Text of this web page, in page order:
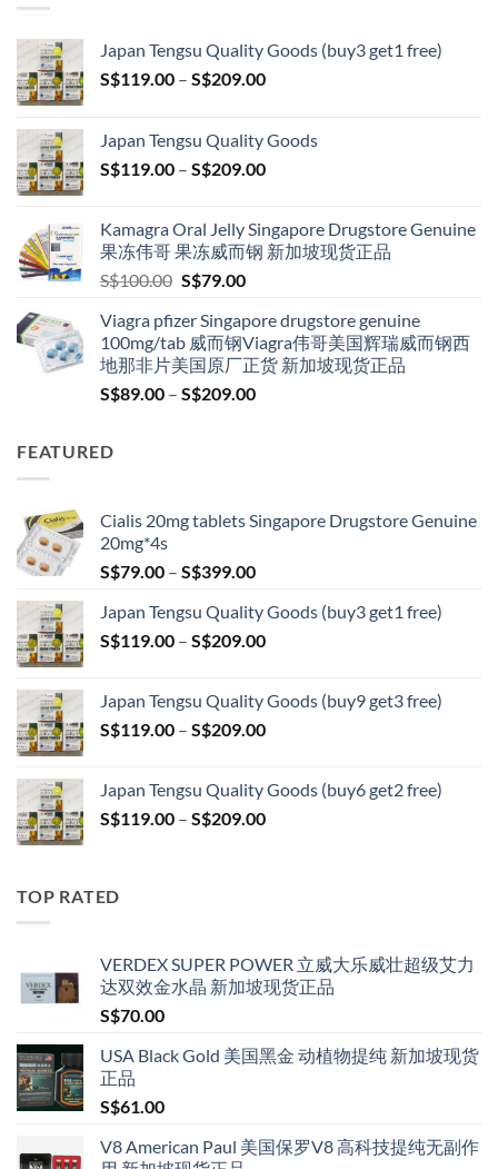
Japan Tengsu Quality Goods (buy3 get1 free)
S$119.00 – S$209.00Price
through
S$209.00
Japan Tengsu Quality Goods
S$119.00 – S$209.00Price
through
S$209.00
Kamagra Oral Jelly Singapore Drugstore Genuine
果冻伟哥 果冻威而钢 新加坡现货正品
S$100.00 Original
was:
S$100.00.
S$79.00Current
is:
S$79.00.
Viagra pfizer Singapore drugstore genuine
100mg/tab 威而钢Viagra伟哥美国辉瑞威而钢西
地那非片美国原厂正货 新加坡现货正品
S$89.00 – S$209.00Price
FEATURED
Cialis 20mg tablets Singapore Drugstore Genuine
20mg*4s
S$79.00 – S$399.00Price
S$79.00
through
Japan Tengsu Quality Goods (buy3 get1 free)
S$119.00 – S$209.00Price
through
S$209.00
Japan Tengsu Quality Goods (buy9 get3 free)
S$119.00 – S$209.00Price
through
S$209.00
Japan Tengsu Quality Goods (buy6 get2 free)
S$119.00 – S$209.00Price
TOP RATED
VERDEX SUPER POWER 立威大乐威壮超级艾力
达双效金水晶 新加坡现货正品
S$70.00
USA Black Gold 美国黑金 动植物提纯 新加坡现货
正品
S$61.00
V8 American Paul 美国保罗V8 高科技提纯无副作